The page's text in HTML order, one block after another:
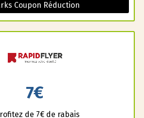
Coupon Réduction
7€
de 7€ de rabais